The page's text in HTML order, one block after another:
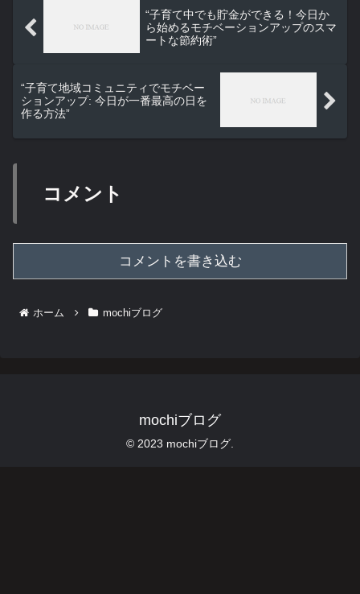
“子育て中でも貯金ができる！今日か
ら始めるモチベーションアップのスマ
ートな節約術”
“子育て地域コミュニティでモチベー
ションアップ: 今日が一番最高の日を
作る方法”
コメント
コメントを書き込む
ホーム mochiブログ
mochiブログ
© 2023 mochiブログ.